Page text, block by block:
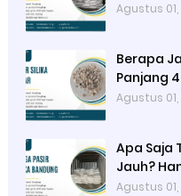
Agustus
Berapa
Panjang
1,22 meter
Agustus
Apa Saja
Jauh?
Hitch Kick
Agustus